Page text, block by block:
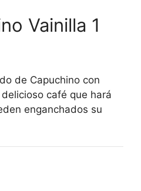
Vainilla 1
de Capuchino con
café que hará
enganchados su